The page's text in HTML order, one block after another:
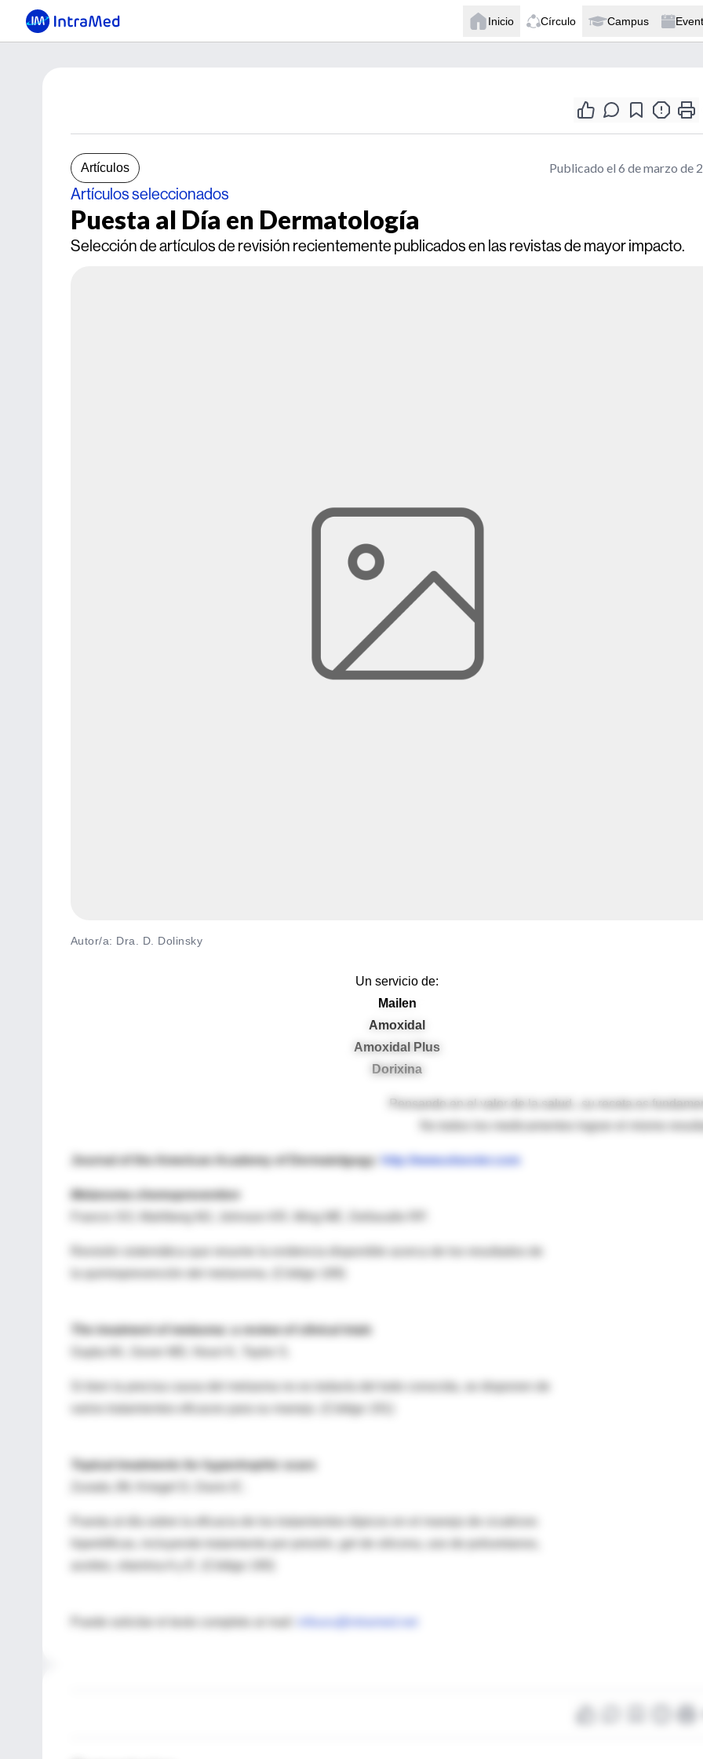
Inicio Círculo Campus
Artículos Publicado el 6 de marzo de
Artículos seleccionados
Puesta al Día en Dermatología
Selección de artículos de revisión recientemente publicados en las revistas de mayor impacto.
Autor/a: Dra. D. Dolinsky
Un servicio de:
Mailen
Amoxidal
Amoxidal Plus
Dorixina
Pensando en el valor de la salud...su receta es
No todos los medicamentos logran el mismo
Journal of the American Academy of Dermatolgogy: http://www.elsevier.com
Melanoma chemoprevention
la quimioprevención del melanoma. (Código 189)
The treatment of melasma: a review of clinical trials
Gupta AK, Gover MD, Nouri K, Taylor S.
varios tratamientos eficaces para su manejo. (Código 191)
Topical treatments for hypertrophic scars
Zurada JM, Kriegel D, Davis IC.
hipertóficas, incluyendo tratamiento por presión, gel de silicona, uso de poliuretanos,
aceites, vitamina A y E. (Código 190)